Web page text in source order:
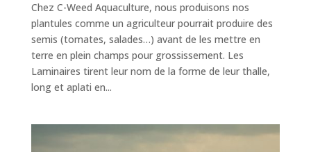
Chez C-Weed Aquaculture, nous produisons nos
plantules comme un agriculteur pourrait produire des
semis (tomates, salades…) avant de les mettre en
terre en plein champs pour grossissement. Les
Laminaires tirent leur nom de la forme de leur thalle,
long et aplati en...